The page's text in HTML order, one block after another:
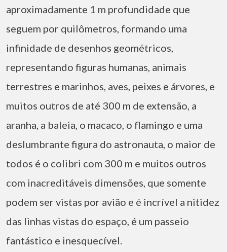
aproximadamente 1 m profundidade que
seguem por quilômetros, formando uma
infinidade de desenhos geométricos,
representando figuras humanas, animais
terrestres e marinhos, aves, peixes e árvores, e
muitos outros de até 300 m de extensão, a
aranha, a baleia, o macaco, o flamingo e uma
deslumbrante figura do astronauta, o maior de
todos é o colibri com 300 m e muitos outros
com inacreditáveis dimensões, que somente
podem ser vistas por avião e é incrível a nitidez
das linhas vistas do espaço, é um passeio
fantástico e inesquecível.